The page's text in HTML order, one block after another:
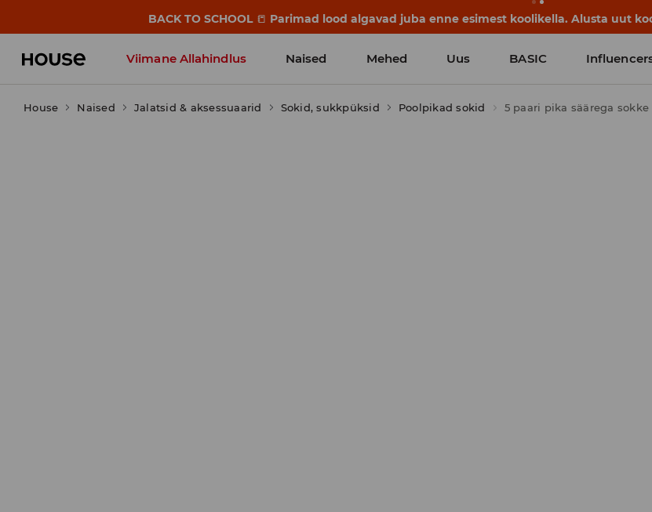
BACK TO SCHOOL 📒 Parimad lood algavad juba enne esimest koolikella. Alusta uut
Viimane Allahindlus Naised Mehed Uus BASIC
House Naised Jalatsid & aksessuaarid Sokid, sukkpüksid Poolpikad sokid 5 paari pika säärega sokke